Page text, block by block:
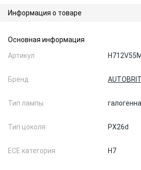
Информация о товаре
Основная информация
Артикул
Бренд
Тип лампы
Тип цоколя PX26d
ЕСЕ категория H7